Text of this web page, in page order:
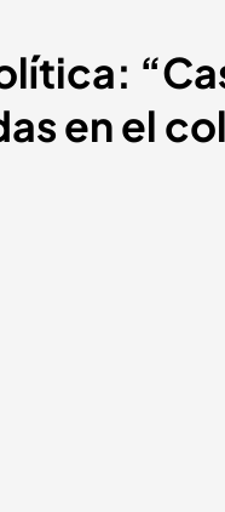
en el